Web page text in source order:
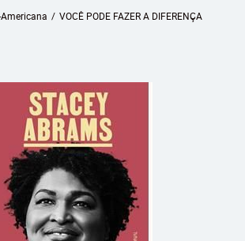
VOCÊ PODE FAZER A DIFERENÇA